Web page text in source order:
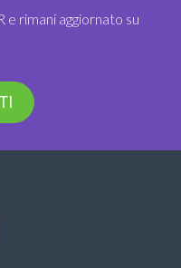
rimani aggiornato su